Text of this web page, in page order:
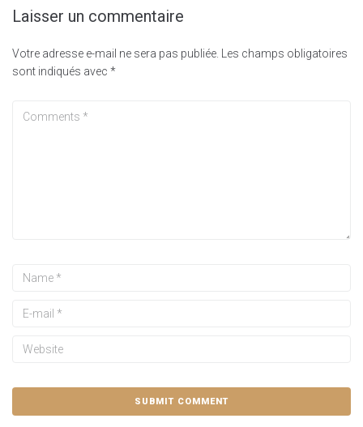
Laisser un commentaire
Votre adresse e-mail ne sera pas publiée. Les champs obligatoires
sont indiqués avec *